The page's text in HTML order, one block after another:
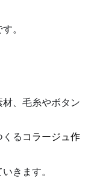
。
、 毛糸やボタン
る コ ラージュ作
きます。